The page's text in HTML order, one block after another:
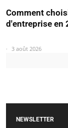
Comment
d'entreprise en
3 août 2026
NEWSLETTER